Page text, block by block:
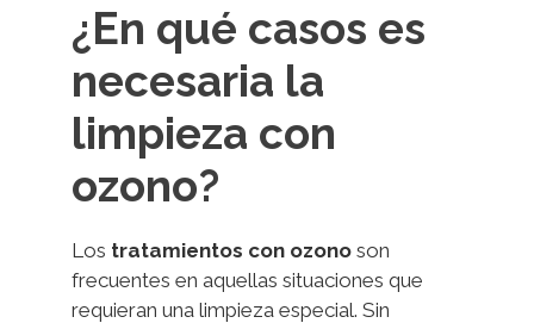
¿En qué casos es
necesaria la
limpieza con
ozono?
Los tratamientos con ozono son
frecuentes en aquellas situaciones que
requieran una limpieza especial. Sin